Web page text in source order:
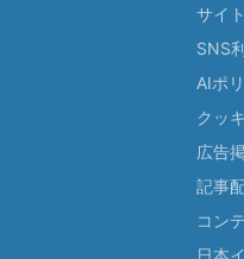
サイ
SNS
AIポ
クッ
広告
記事
コン
日本